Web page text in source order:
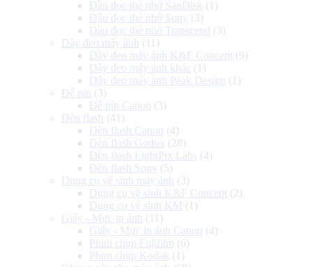
Đầu đọc thẻ nhớ SanDisk (1)
Đầu đọc thẻ nhớ Sony (3)
Đầu đọc thẻ nhớ Transcend
(3)
Dây đeo máy ảnh
(11)
Dây đeo máy ảnh K&F Concept (9)
Dây đeo máy ảnh khác (1)
Dây đeo máy ảnh Peak Design
(1)
Đế pin
(3)
Đế pin Canon
(3)
Đèn flash
(41)
Đèn flash Canon
(4)
Đèn flash Godox (28)
Đèn flash LightPix Labs (4)
Đèn flash Sony (5)
Dụng cụ vệ sinh máy ảnh
(3)
Dụng cụ vệ sinh K&F Concept (2)
Dụng cụ vệ sinh KM (1)
Giấy - Mực in ảnh
(11)
Giấy - Mực in ảnh Canon
(4)
Phim chụp Fujifilm (6)
Phim chụp Kodak (1)